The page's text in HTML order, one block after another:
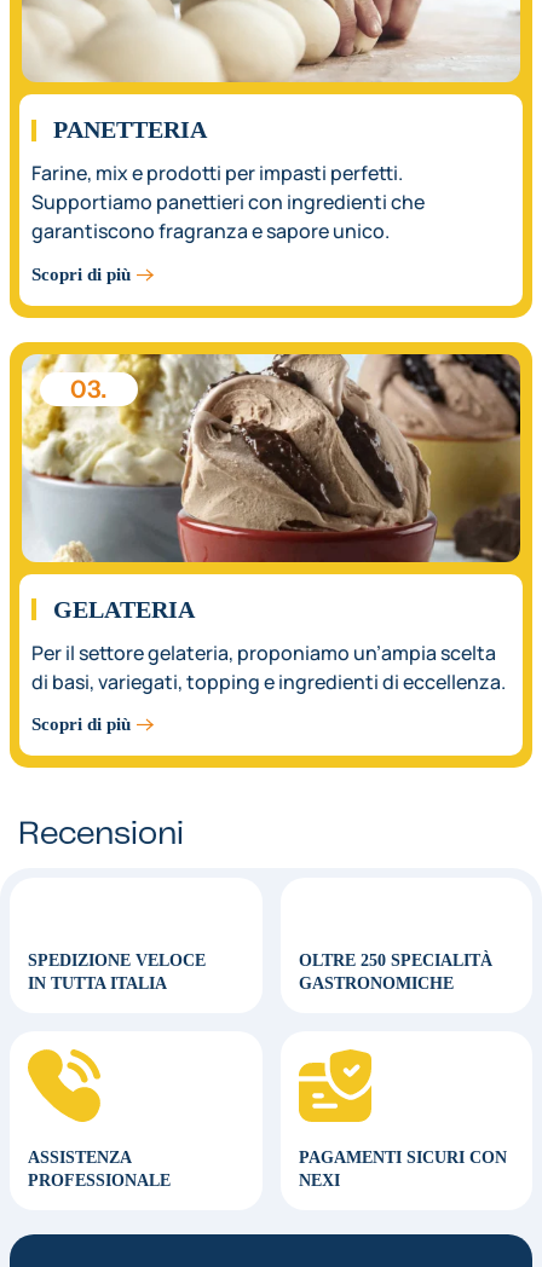
PANETTERIA
Farine, mix e prodotti per impasti perfetti.
Supportiamo panettieri con ingredienti che
garantiscono fragranza e sapore unico.
Scopri di più
03.
GELATERIA
Per il settore gelateria, proponiamo un’ampia scelta
di basi, variegati, topping e ingredienti di eccellenza.
Scopri di più
Recensioni
SPEDIZIONE VELOCE
IN TUTTA ITALIA
OLTRE 250 SPECIALITÀ
GASTRONOMICHE
ASSISTENZA
PROFESSIONALE
PAGAMENTI SICURI CON
NEXI